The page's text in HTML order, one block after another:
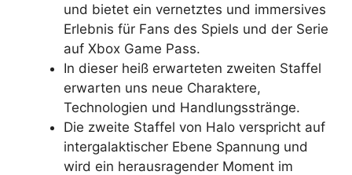
und bietet ein vernetztes und immersives
Erlebnis für Fans des Spiels und der Serie
auf Xbox Game Pass.
In dieser heiß erwarteten zweiten Staffel
erwarten uns neue Charaktere,
Technologien und Handlungsstränge.
Die zweite Staffel von Halo verspricht auf
intergalaktischer Ebene Spannung und
wird ein herausragender Moment im